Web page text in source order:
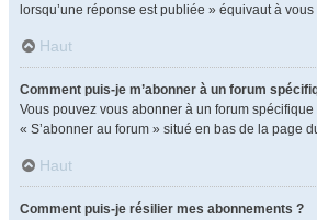
lorsqu’une réponse est publiée » équivaut à
Haut
Comment puis-je m’abonner à un forum
Vous pouvez vous abonner à un forum
« S’abonner au forum » situé en bas de la page
Haut
Comment puis-je résilier mes abonnements ?